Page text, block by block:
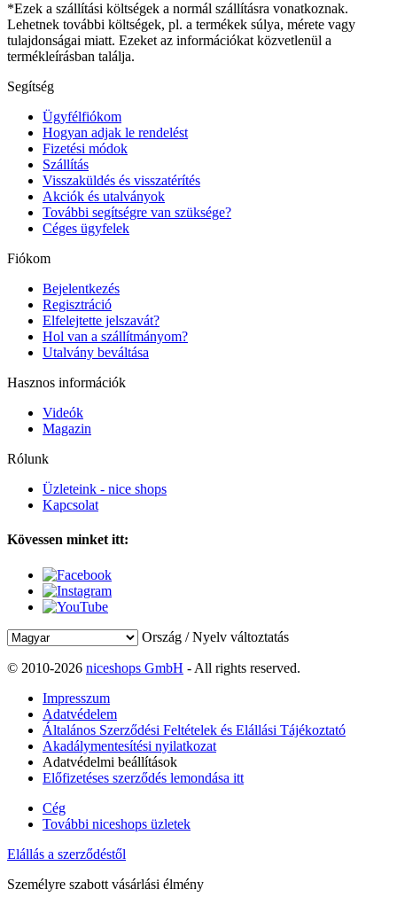
*Ezek a szállítási költségek a normál szállításra vonatkoznak.
Lehetnek további költségek, pl. a termékek súlya, mérete vagy
tulajdonságai miatt. Ezeket az információkat közvetlenül a
termékleírásban találja.
Segítség
Ügyfélfiókom
Hogyan adjak le rendelést
Fizetési módok
Szállítás
Visszaküldés és visszatérítés
Akciók és utalványok
További segítségre van szüksége?
Céges ügyfelek
Fiókom
Bejelentkezés
Regisztráció
Elfelejtette jelszavát?
Hol van a szállítmányom?
Utalvány beváltása
Hasznos információk
Videók
Magazin
Rólunk
Üzleteink - nice shops
Kapcsolat
Kövessen minket itt:
Ország / Nyelv változtatás
© 2010-2026 niceshops GmbH - All rights reserved.
Impresszum
Adatvédelem
Általános Szerződési Feltételek és Elállási Tájékoztató
Akadálymentesítési nyilatkozat
Adatvédelmi beállítások
Előfizetéses szerződés lemondása itt
Cég
További niceshops üzletek
Elállás a szerződéstől
Személyre szabott vásárlási élmény